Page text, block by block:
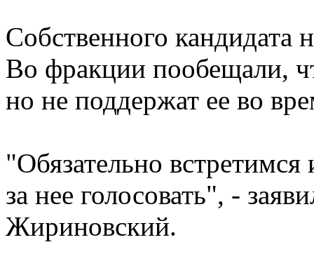
Собственного
Во фракции пообещали,
но не поддержат ее во
"Обязательно
за нее голосовать", -
Жириновский.